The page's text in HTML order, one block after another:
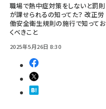
職場で熱中症対策をしないと罰則
が課せられるの知ってた？ 改正労
働安全衛生規則の施行で知ってお
くべきこと
2025年5月26日 8:30